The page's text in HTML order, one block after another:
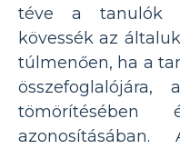
téve a tanulók
kövessék az
túlmenően, ha a